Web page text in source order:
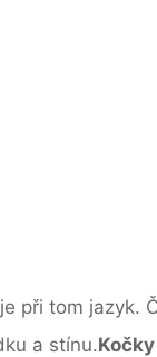
při tom jazyk.
a stínu.Kočky